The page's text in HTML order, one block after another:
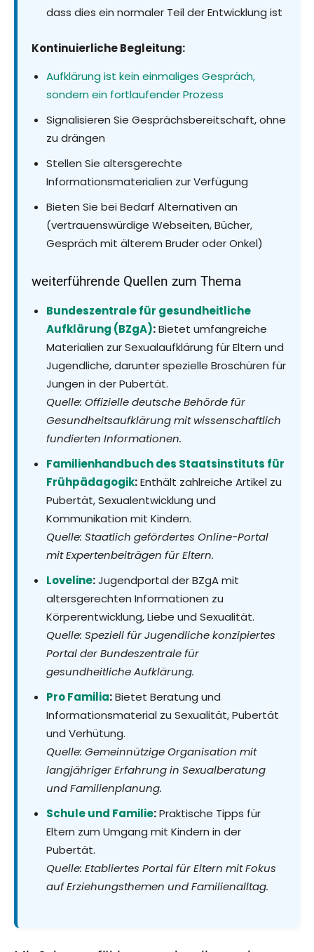
dass dies ein normaler Teil der Entwicklung ist
Kontinuierliche Begleitung:
Aufklärung ist kein einmaliges Gespräch,
sondern ein fortlaufender Prozess
Signalisieren Sie Gesprächsbereitschaft, ohne
zu drängen
Stellen Sie altersgerechte
Informationsmaterialien zur Verfügung
Bieten Sie bei Bedarf Alternativen an
(vertrauenswürdige Webseiten, Bücher,
Gespräch mit älterem Bruder oder Onkel)
weiterführende Quellen zum Thema
Bundeszentrale für gesundheitliche
Aufklärung (BZgA):Bietet umfangreiche
Materialien zur Sexualaufklärung für Eltern und
Jugendliche, darunter spezielle Broschüren für
Jungen in der Pubertät.
Quelle: Offizielle deutsche Behörde für
Gesundheitsaufklärung mit wissenschaftlich
fundierten Informationen.
Familienhandbuch des Staatsinstituts für
Frühpädagogik:Enthält zahlreiche Artikel zu
Pubertät, Sexualentwicklung und
Kommunikation mit Kindern.
Quelle: Staatlich gefördertes Online-Portal
mit Expertenbeiträgen für Eltern.
Loveline:Jugendportal der BZgA mit
altersgerechten Informationen zu
Körperentwicklung, Liebe und Sexualität.
Quelle: Speziell für Jugendliche konzipiertes
Portal der Bundeszentrale für
gesundheitliche Aufklärung.
Pro Familia:Bietet Beratung und
Informationsmaterial zu Sexualität, Pubertät
und Verhütung.
Quelle: Gemeinnützige Organisation mit
langjähriger Erfahrung in Sexualberatung
und Familienplanung.
Schule und Familie:Praktische Tipps für
Eltern zum Umgang mit Kindern in der
Pubertät.
Quelle: Etabliertes Portal für Eltern mit Fokus
auf Erziehungsthemen und Familienalltag.